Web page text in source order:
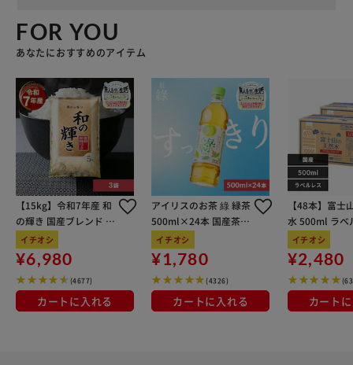
FOR YOU
あなたにおすすめのアイテム
【15kg】令和7年産 和
の輝き 国産ブレンド 5
kg×3袋
イチオシ
¥6,980
(4677)
カートに入れる
アイリスのお茶 綠 緑茶
500ml×24本 国産茶葉
100％使用
イチオシ
¥1,780
(4326)
カートに入れる
【48本】富士
水 500ml ラベ
イチオシ
¥2,480
カート